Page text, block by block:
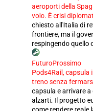
aeroporti della
volo. È crisi
chiesto all'Italia di
frontiere, ma il
respingendo quello
FuturoProssimo
Pods4Rail, capsula
treno senza
capsula e arrivare
alzarti. Il progetto